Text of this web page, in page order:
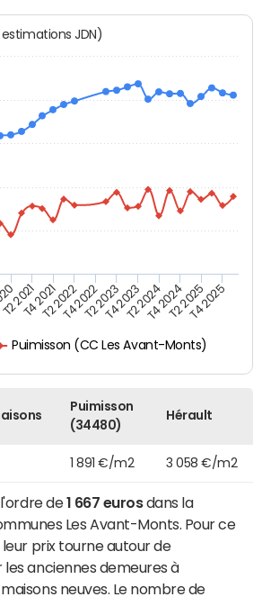
: estimations JDN)
Puimisson (CC Les Avant-Monts)
T2 2021T4 2021T2 2022T4 2022T2 2023T4 2023T2 2024T4 2024T2 2025T4 2025
Puimisson
(34480)
Hérault
1 891 €/m2 3 058 €/m2
l'ordre de1 667 eurosdans la
Les Avant-Monts. Pour ce
leur prix tourne autour de
les anciennes demeures à
neuves. Le nombre de